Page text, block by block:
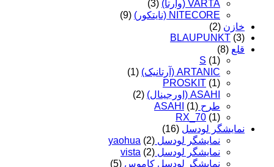
VARTA (وارتا)
(3)
NITECORE (نایتکور)
(9)
خازن (2)
BLAUPUNKT (3)
قلع (8)
S (1)
ARTANIC (آرتانیک)
(1)
PROSKIT (1)
ASAHI (اورجینال)
(2)
طرح ASAHI (1)
RX_70 (1)
نمایشگر لودسل (16)
نمایشگر لودسل yaohua (2)
نمایشگر لودسل vista (2)
نمایشگر لودسل کاموس (5)